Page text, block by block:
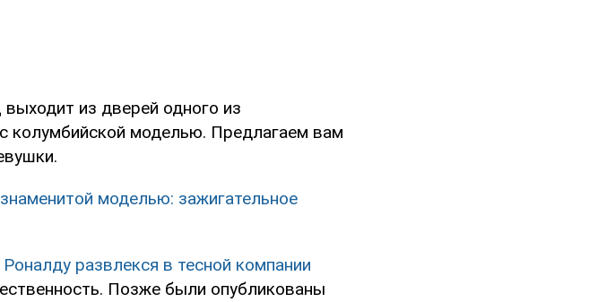
выходит из дверей одного из
колумбийской моделью. Предлагаем вам
моделью: зажигательное
Роналду развлекся в тесной компании
Позже были опубликованы